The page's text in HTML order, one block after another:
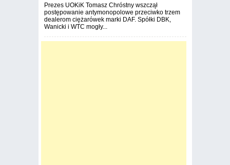
Prezes UOKiK Tomasz Chróstny wszczął
postępowanie antymonopolowe przeciwko trzem
dealerom ciężarówek marki DAF. Spółki DBK,
Wanicki i WTC mogły...